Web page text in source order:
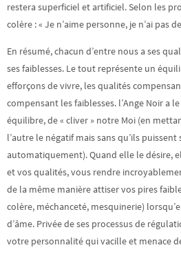
restera superficiel et artificiel. Selon les
colère : « Je n’aime personne, je n’ai pas
En résumé, chacun d’entre nous a ses
ses faiblesses. Le tout représente un
efforçons de vivre, les qualités
compensant les faiblesses. l’Ange Noir a
équilibre, de « cliver » notre Moi (en
l’autre le négatif mais sans qu’ils puissent
automatiquement). Quand elle le désire,
et vos qualités, vous rendre
de la même manière attiser vos pires
colère, méchanceté, mesquinerie)
d’âme. Privée de ses processus de
votre personnalité qui vacille et menace